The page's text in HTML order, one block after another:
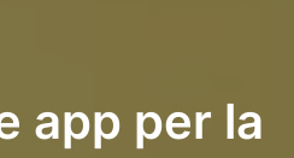
app per la